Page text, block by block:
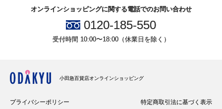
オンラインショッピングに関する電話でのお問い合わせ
0120-185-550
受付時間 10:00〜18:00（休業日を除く）
小田急百貨店オンラインショッピング
プライバシーポリシー 特定商取引法に基づく表示